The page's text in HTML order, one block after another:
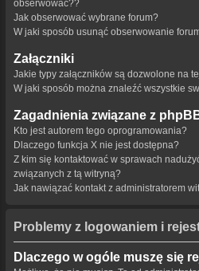
obserwować??
Jak obserwować wybrane forum?
W jaki sposób usunąć obserwowanie
Załączniki
Jakie typy załączników są dozwolone na
W jaki sposób można znaleźć wszystkie
Zagadnienia związane z
Kto jest autorem tego oprogramowania?
Dlaczego funkcja X nie jest dostępna?
Z kim się kontaktować w sprawach
związanych z tą witryną?
Jak nawiązać kontakt z administratorem
Problemy z logowaniem i
Dlaczego w ogóle muszę się